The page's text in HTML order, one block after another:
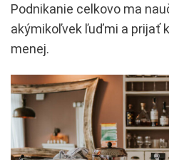
Podnikanie celkovo ma
akýmikoľvek ľuďmi a prijať
menej.